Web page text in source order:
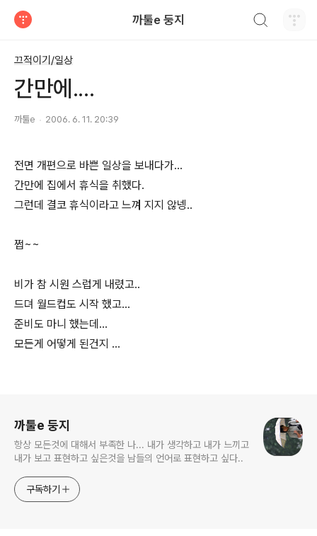
까툴e 둥지
끄적이기/일상
간만에....
까툴e 2006. 6. 11. 20:39
전면 개편으로 바쁜 일상을 보내다가...
간만에 집에서 휴식을 취했다.
그런데 결코 휴식이라고 느껴 지지 않넹..
쩝~~
비가 참 시원 스럽게 내렸고..
드뎌 월드컵도 시작 했고...
준비도 마니 했는데...
모든게 어떻게 된건지 ...
까툴e 둥지
항상 모든것에 대해서 부족한 나... 내가 생각하고 내가 느끼고
내가 보고 표현하고 싶은것을 남들의 언어로 표현하고 싶다..
구독하기